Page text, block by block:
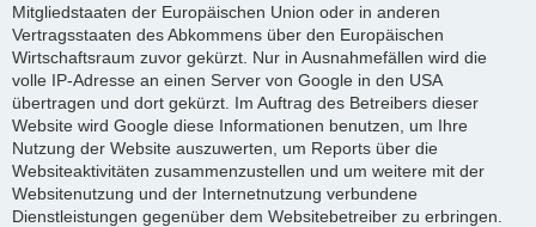
Mitgliedstaaten der Europäischen Union oder in anderen
Vertragsstaaten des Abkommens über den Europäischen
Wirtschaftsraum zuvor gekürzt. Nur in Ausnahmefällen wird die
volle IP-Adresse an einen Server von Google in den USA
übertragen und dort gekürzt. Im Auftrag des Betreibers dieser
Website wird Google diese Informationen benutzen, um Ihre
Nutzung der Website auszuwerten, um Reports über die
Websiteaktivitäten zusammenzustellen und um weitere mit der
Websitenutzung und der Internetnutzung verbundene
Dienstleistungen gegenüber dem Websitebetreiber zu erbringen.